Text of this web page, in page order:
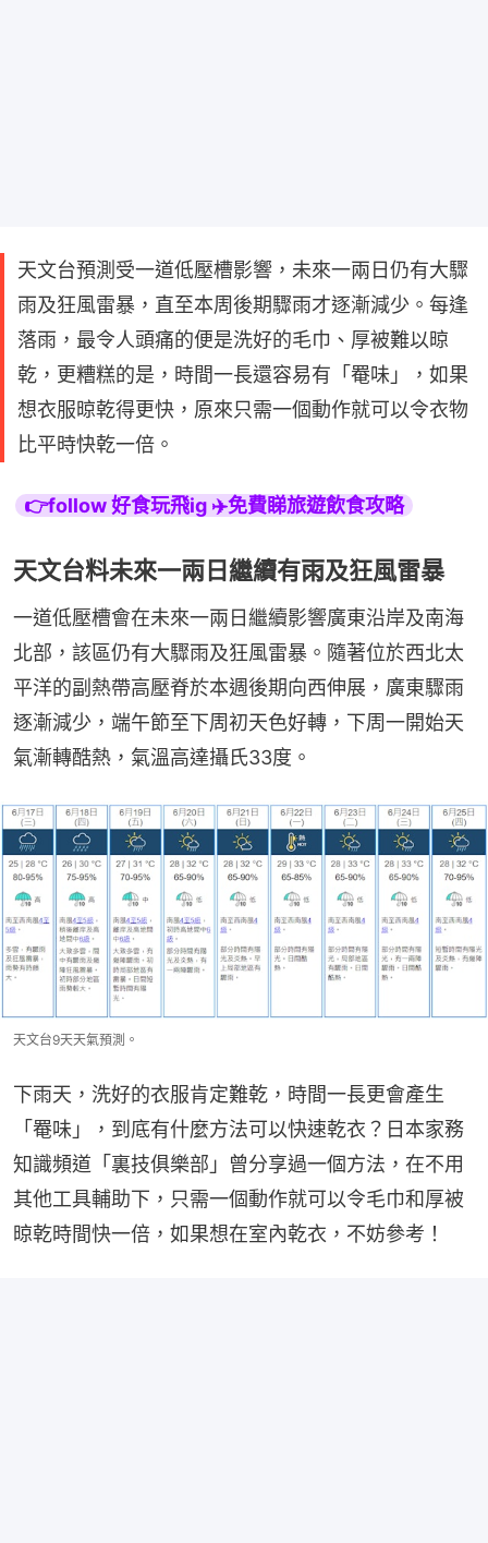
天文台預測受一道低壓槽影響，未來一兩日仍有大驟
雨及狂風雷暴，直至本周後期驟雨才逐漸減少。每逢
落雨，最令人頭痛的便是洗好的毛巾、厚被難以晾
乾，更糟糕的是，時間一長還容易有「罨味」，如果
想衣服晾乾得更快，原來只需一個動作就可以令衣物
比平時快乾一倍。
👉follow 好食玩飛ig ✈️免費睇旅遊飲食攻略
天文台料未來一兩日繼續有雨及狂風雷暴
一道低壓槽會在未來一兩日繼續影響廣東沿岸及南海
北部，該區仍有大驟雨及狂風雷暴。隨著位於西北太
平洋的副熱帶高壓脊於本週後期向西伸展，廣東驟雨
逐漸減少，端午節至下周初天色好轉，下周一開始天
氣漸轉酷熱，氣溫高達攝氏33度。
天文台9天天氣預測。
下雨天，洗好的衣服肯定難乾，時間一長更會產生
「罨味」，到底有什麼方法可以快速乾衣？日本家務
知識頻道「裏技俱樂部」曾分享過一個方法，在不用
其他工具輔助下，只需一個動作就可以令毛巾和厚被
晾乾時間快一倍，如果想在室內乾衣，不妨參考！